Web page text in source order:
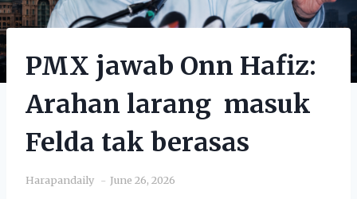
PMX jawab Onn Hafiz:
Arahan larang masuk
Felda tak berasas
Harapandaily June 26, 2026